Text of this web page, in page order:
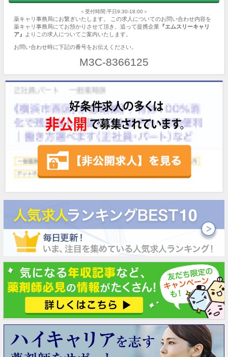
＜受付時間:平日9:30-18:00＞
薬キャリ事務局にお繋ぎいたします。 この求人についてのお問い合わせ内容を
薬キャリ事務局にてお預かりさせて頂き、追って提携企業 『エムスリーキャリ
ア』 よりこの求人についてご案内いたします。
お問い合わせ時に下記の番号をお伝えください。
M3C-8366125